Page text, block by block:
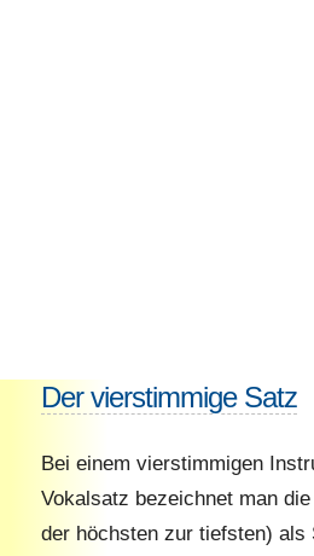
Der vierstimmige Satz
Bei einem vierstimmigen
Vokalsatz bezeichnet man
der höchsten zur tiefsten) als